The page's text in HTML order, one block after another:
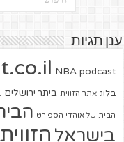
ענן תגיות
NBA podcast
בלוג אתר הזווית ביתר ירושלים
הבית של אוהדי הספורט
בישראל הזווית